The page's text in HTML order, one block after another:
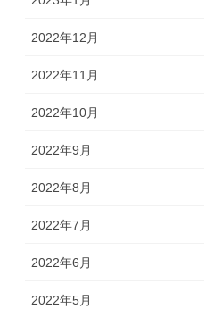
2022年12月
2022年11月
2022年10月
2022年9月
2022年8月
2022年7月
2022年6月
2022年5月